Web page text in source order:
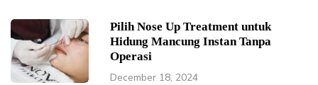
Pilih Nose Up Treatment untuk
Hidung Mancung Instan Tanpa
Operasi
December 18, 2024